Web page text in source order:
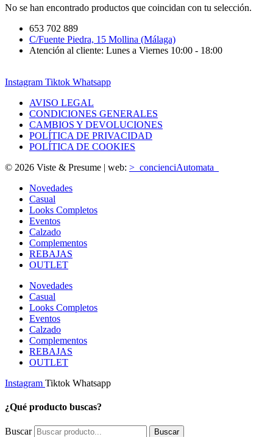
No se han encontrado productos que coincidan con tu selección.
653 702 889
C/Fuente Piedra, 15 Mollina (Málaga)
Atención al cliente: Lunes a Viernes 10:00 - 18:00
Instagram Tiktok Whatsapp
AVISO LEGAL
CONDICIONES GENERALES
CAMBIOS Y DEVOLUCIONES
POLÍTICA DE PRIVACIDAD
POLÍTICA DE COOKIES
© 2026 Viste & Presume | web: >_concienciAutomata_
Novedades
Casual
Looks Completos
Eventos
Calzado
Complementos
REBAJAS
OUTLET
Novedades
Casual
Looks Completos
Eventos
Calzado
Complementos
REBAJAS
OUTLET
Instagram Tiktok Whatsapp
¿Qué producto buscas?
Buscar Buscar